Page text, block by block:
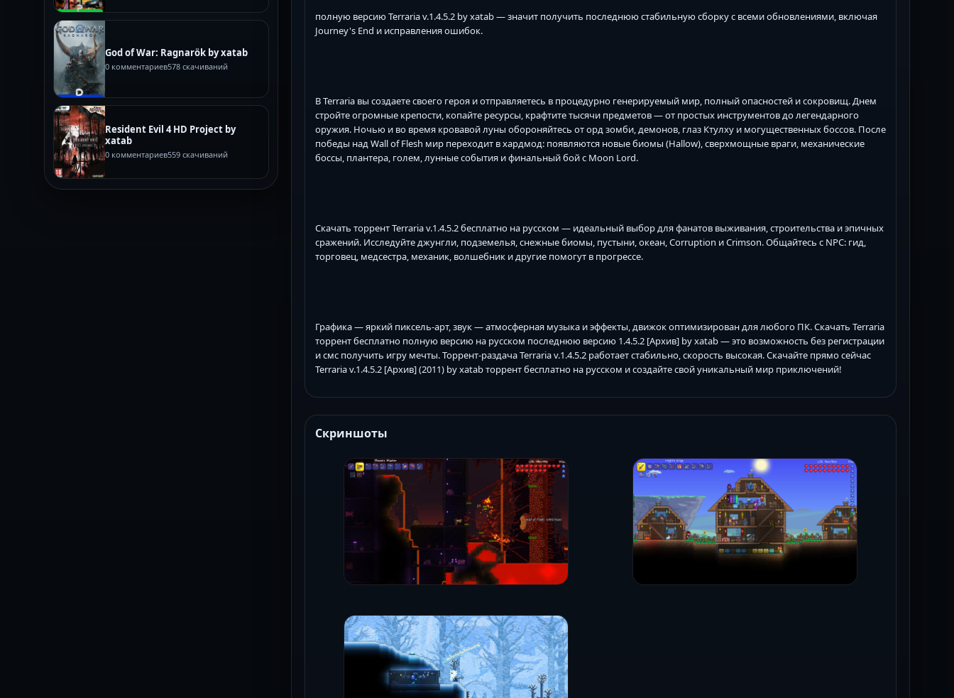
God of War: Ragnarök by xatab
0 комментариев578 скачиваний
Resident Evil 4 HD Project by
xatab
0 комментариев559 скачиваний
полную версию Terraria v.1.4.5.2 by xatab — значит получить последнюю стабильную сборку с всеми обновлениями, включая
Journey's End и исправления ошибок.
В Terraria вы создаете своего героя и отправляетесь в процедурно генерируемый мир, полный опасностей и сокровищ. Днем
стройте огромные крепости, копайте ресурсы, крафтите тысячи предметов — от простых инструментов до легендарного
оружия. Ночью и во время кровавой луны обороняйтесь от орд зомби, демонов, глаз Ктулху и могущественных боссов. После
победы над Wall of Flesh мир переходит в хардмод: появляются новые биомы (Hallow), сверхмощные враги, механические
боссы, плантера, голем, лунные события и финальный бой с Moon Lord.
Скачать торрент Terraria v.1.4.5.2 бесплатно на русском — идеальный выбор для фанатов выживания, строительства и эпичных
сражений. Исследуйте джунгли, подземелья, снежные биомы, пустыни, океан, Corruption и Crimson. Общайтесь с NPC: гид,
торговец, медсестра, механик, волшебник и другие помогут в прогрессе.
Графика — яркий пиксель-арт, звук — атмосферная музыка и эффекты, движок оптимизирован для любого ПК. Скачать Terraria
торрент бесплатно полную версию на русском последнюю версию 1.4.5.2 [Архив] by xatab — это возможность без регистрации
и смс получить игру мечты. Торрент-раздача Terraria v.1.4.5.2 работает стабильно, скорость высокая. Скачайте прямо сейчас
Terraria v.1.4.5.2 [Архив] (2011) by xatab торрент бесплатно на русском и создайте свой уникальный мир приключений!
Скриншоты